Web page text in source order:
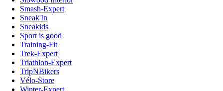
Smash-Expert
Sneak'In
Sneakids
Sport is good
Training-Fit
Trek-Expert
Triathlon-Expert
TripNBikers
Vélo-Store
Winter-Expert